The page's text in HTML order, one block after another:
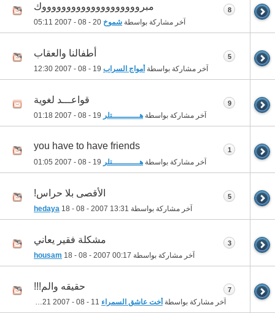
مبرووووووووووووووووووووك
آخر مشاركة بواسطة شموخ 05:11
8
أطفالنا والعقاب
آخر مشاركة بواسطة أمواج السراب 12:30
5
قواعـــد لغوية
آخر مشاركة بواسطة هـــــــــــتلر 01:18
9
you have to have friends
آخر مشاركة بواسطة هـــــــــــتلر 01:05
1
الأقصى بلا حراس!
آخر مشاركة بواسطة hedaya 18 - 08 - 2007 13:31
5
مشكلة فقير يعاني
آخر مشاركة بواسطة housam 18 - 08 - 2007 00:17
3
حقيقه والم!!!
آخر مشاركة بواسطة أخت عاشق السمراء 01:21
7